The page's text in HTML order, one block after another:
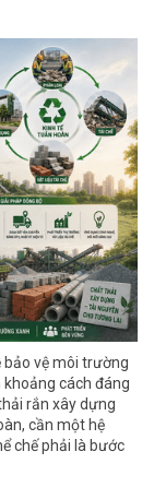
bảo vệ môi trường
cách đáng
rắn xây dựng
cần một hệ
chế phải là bước